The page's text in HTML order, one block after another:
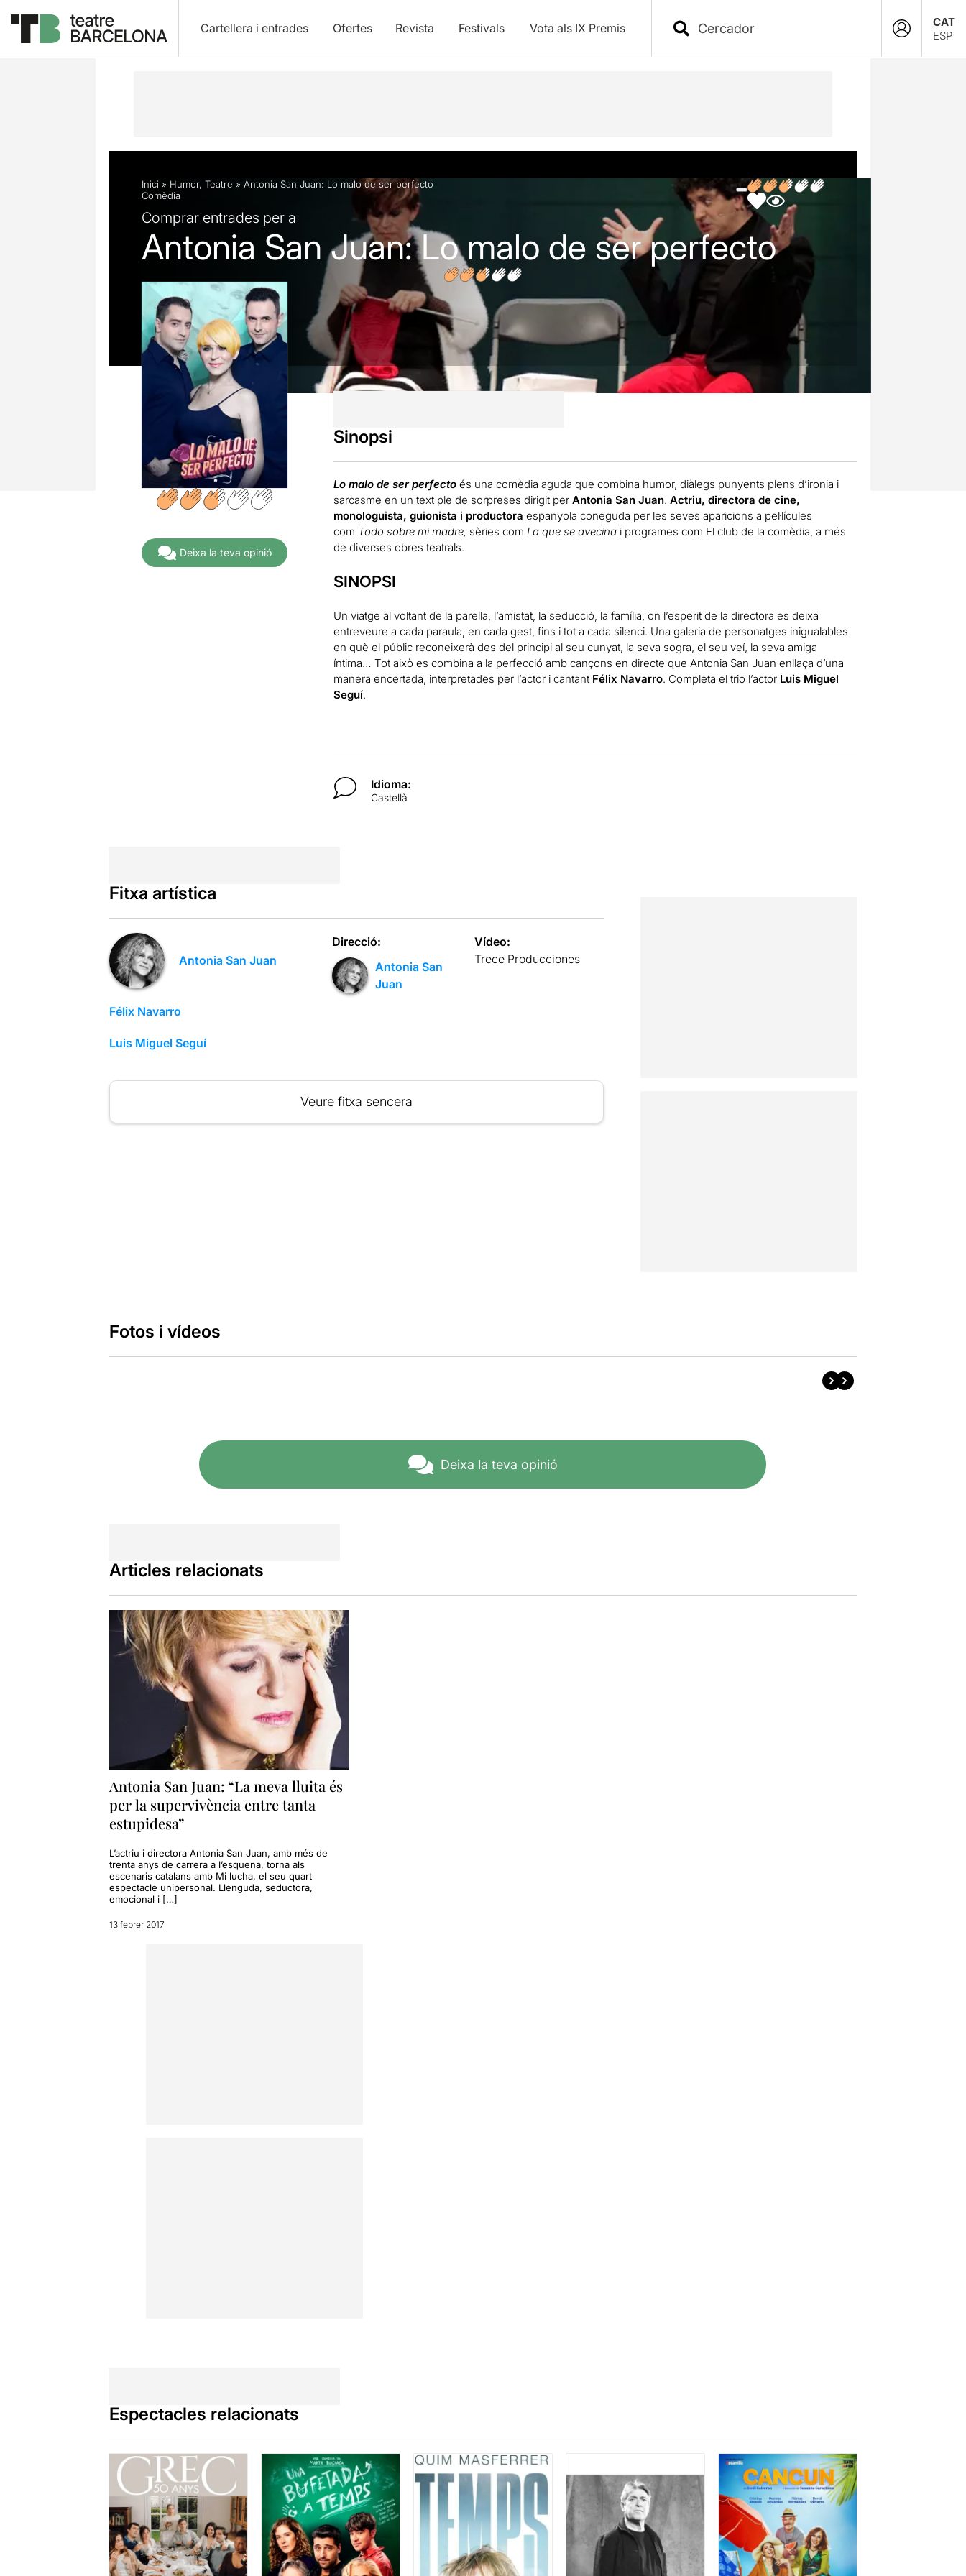
Cartellera i entrades Ofertes Revista Festivals Vota als IX Premis
CAT
ESP
Descripció Fitxa artística Fotos i vídeos Articles
Inici » Humor, Teatre » Antonia San Juan: Lo malo de ser perfecto
Comèdia
Comprar entrades per a
Antonia San Juan: Lo malo de ser perfecto
Deixa la teva opinió
Sinopsi
Lo malo de ser perfectoés una comèdia aguda que combina humor, diàlegs punyents plens d’ironia i
sarcasme en un text ple de sorpreses dirigit per Antonia San Juan. Actriu, directora de cine,
monologuista, guionista i productora espanyola coneguda per les seves aparicions a pel·lícules
com Todo sobre mi madre, sèries com La que se avecina i programes com El club de la comèdia, a més
de diverses obres teatrals.
SINOPSI
Un viatge al voltant de la parella, l’amistat, la seducció, la família, on l’esperit de la directora es deixa
entreveure a cada paraula, en cada gest, fins i tot a cada silenci. Una galeria de personatges inigualables
en què el públic reconeixerà des del principi al seu cunyat, la seva sogra, el seu veí, la seva amiga
íntima… Tot això es combina a la perfecció amb cançons en directe que Antonia San Juan enllaça d’una
manera encertada, interpretades per l’actor i cantant Félix Navarro. Completa el trio l’actor Luis Miguel
Seguí.
Idioma:
Castellà
Fitxa artística
Antonia San Juan
Félix Navarro
Luis Miguel Seguí
Direcció:
Antonia San
Juan
Vídeo:
Trece Producciones
Veure fitxa sencera
Fotos i vídeos
Deixa la teva opinió
Articles relacionats
Antonia San Juan: “La meva lluita és
per la supervivència entre tanta
estupidesa”
L’actriu i directora Antonia San Juan, amb més de
trenta anys de carrera a l’esquena, torna als
escenaris catalans amb Mi lucha, el seu quart
espectacle unipersonal. Llenguda, seductora,
emocional i […]
13 febrer 2017
Espectacles relacionats